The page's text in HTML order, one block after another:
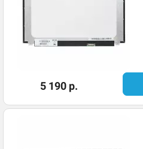
5 190 р.